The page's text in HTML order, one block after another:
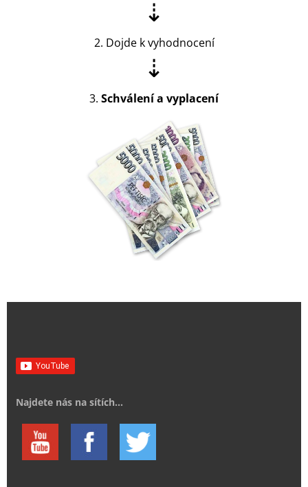
⇣
2. Dojde k vyhodnocení
⇣
3. Schválení a vyplacení
Najdete nás na sítích...